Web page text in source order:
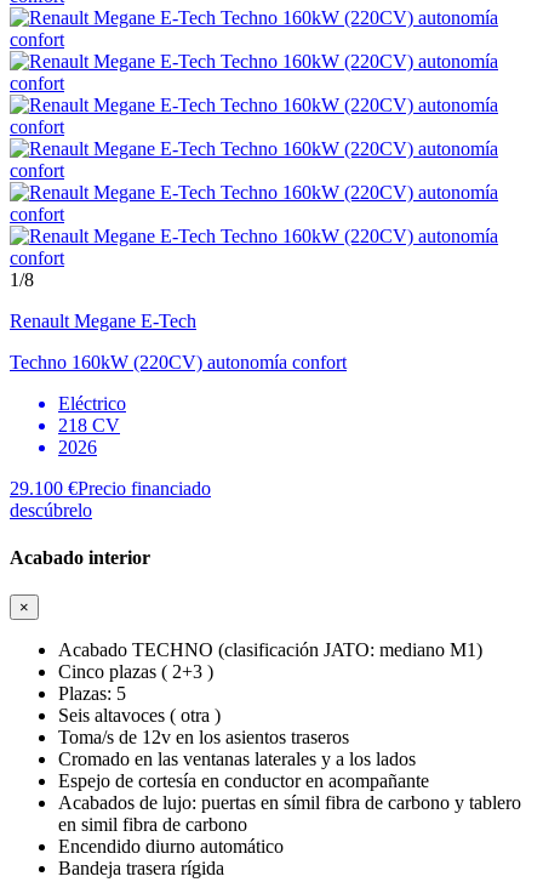
1/8
Renault Megane E-Tech
Techno 160kW (220CV) autonomía confort
Eléctrico
218 CV
2026
29.100 €Precio financiado
descúbrelo
Acabado interior
×
Acabado TECHNO (clasificación JATO: mediano M1)
Cinco plazas ( 2+3 )
Plazas: 5
Seis altavoces ( otra )
Toma/s de 12v en los asientos traseros
Cromado en las ventanas laterales y a los lados
Espejo de cortesía en conductor en acompañante
Acabados de lujo: puertas en símil fibra de carbono y tablero
en simil fibra de carbono
Encendido diurno automático
Bandeja trasera rígida